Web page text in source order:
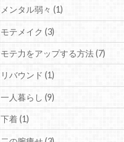
メンタル弱々 (1)
モテメイク (3)
モテ力をアップする方法 (7)
リバウンド (1)
一人暮らし (9)
下着 (1)